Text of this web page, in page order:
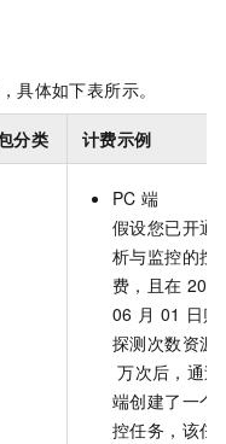
具体如下表所示。
分类 计费示例
PC 端
假设您已开通
析与监控的按
费，且在
06 月 01 日
探测次数资源
万次后，通过
端创建了一个
控任务，该任